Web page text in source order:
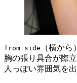
from side
（横か
胸の張り具合が際
人っぽい雰囲気を